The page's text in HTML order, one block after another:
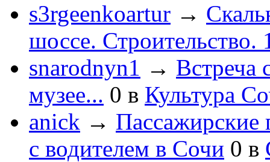
s3rgeenkoartur →
шоссе. Строительство.
snarodnyn1 → Встреча
музее... 0 в Культура
anick → Пассажирские
с водителем в Сочи 0 в